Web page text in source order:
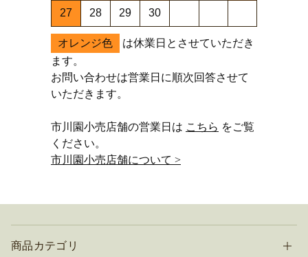
27 28 29 30
オレンジ色
は休業日とさせていただき
ます。
お問い合わせは営業日に順次回答させて
いただきます。
市川園小売店舗の営業日は こちら をご覧
ください。
市川園小売店舗について >
商品カテゴリ